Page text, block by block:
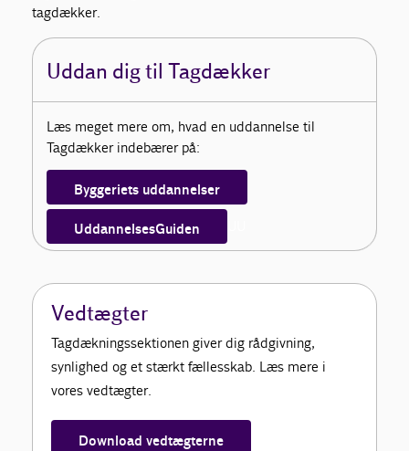
tagdækker.
Uddan dig til Tagdækker
Læs meget mere om, hvad en uddannelse til
Tagdækker indebærer på:
Byggeriets uddannelser
UddannelsesGuiden
Vedtægter
Tagdækningssektionen giver dig rådgivning,
synlighed og et stærkt fællesskab. Læs mere i
vores vedtægter.
Download vedtægterne